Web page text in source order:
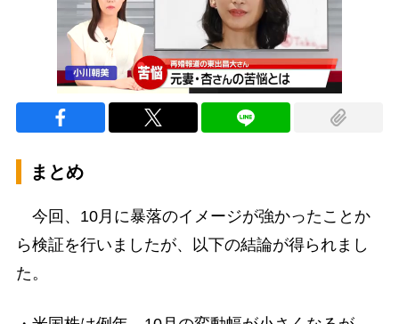
まとめ
今回、10月に暴落のイメージが強かったことか
ら検証を行いましたが、以下の結論が得られまし
た。